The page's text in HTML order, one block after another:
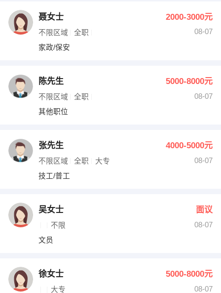
聂女士 2000-3000元
不限区域 全职
08-07
家政/保安
陈先生 5000-8000元
不限区域 全职
08-07
其他职位
张先生 4000-5000元
不限区域 全职 大专
08-07
技工/普工
吴女士 面议
不限
08-07
文员
徐女士 5000-8000元
大专
08-07